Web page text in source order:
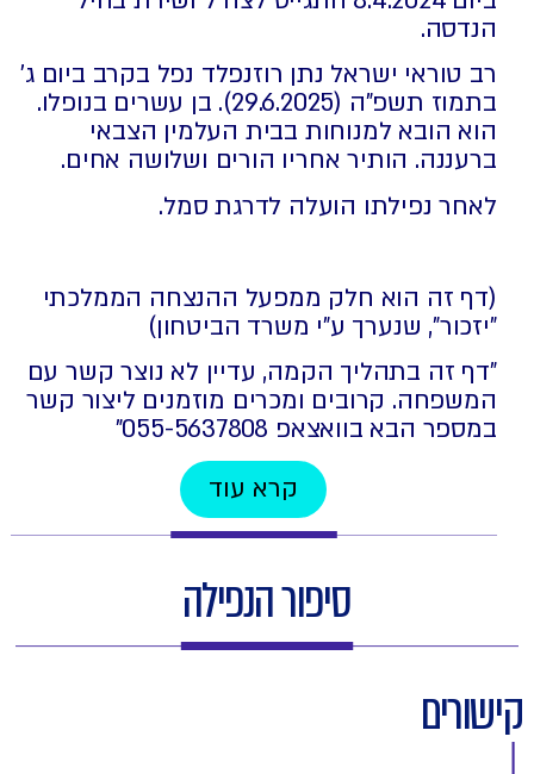
הנדסה.
רב טוראי ישראל נתן רוזנפלד נפל בקרב ביום ג'
בתמוז תשפ"ה (29.6.2025). בן עשרים בנופלו.
הוא הובא למנוחות בבית העלמין הצבאי
ברעננה. הותיר אחריו הורים ושלושה אחים.
לאחר נפילתו הועלה לדרגת סמל.
(דף זה הוא חלק ממפעל ההנצחה הממלכתי
"יזכור", שנערך ע"י משרד הביטחון)
"דף זה בתהליך הקמה, עדיין לא נוצר קשר עם
המשפחה. קרובים ומכרים מוזמנים ליצור קשר
במספר הבא בוואצאפ 055-5637808⁩"
קרא עוד
סיפור הנפילה
קישורים